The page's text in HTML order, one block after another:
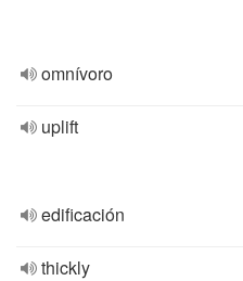
omnívoro
uplift
edificación
thickly